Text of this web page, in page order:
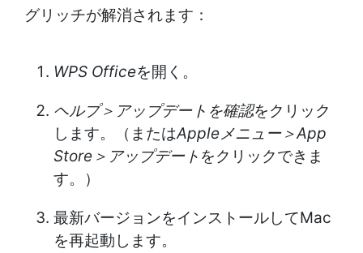
グリッチが解消されます：
WPS Officeを開く。
ヘルプ＞アップデートを確認をクリック
します。（またはAppleメニュー＞App
Store＞アップデート をクリックできま
す。）
最新バージョンをインストールしてMac
を再起動します。